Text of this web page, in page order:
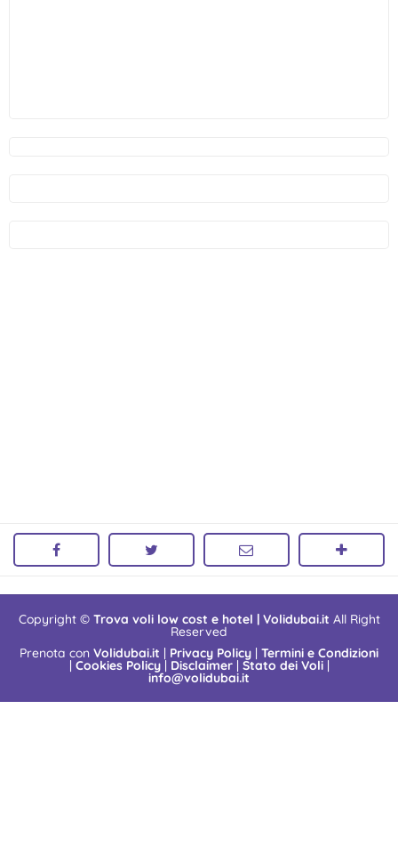
Copyright © Trova voli low cost e hotel | Volidubai.it All Right
Reserved
Prenota con Volidubai.it | Privacy Policy | Termini e Condizioni
| Cookies Policy| Disclaimer| Stato dei Voli|
info@volidubai.it